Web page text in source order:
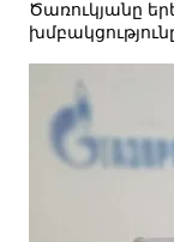
Ծառուկյանը